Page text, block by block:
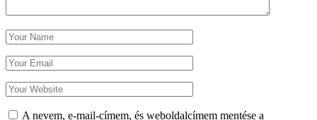
A nevem, e-mail-címem, és weboldalcímem mentése a